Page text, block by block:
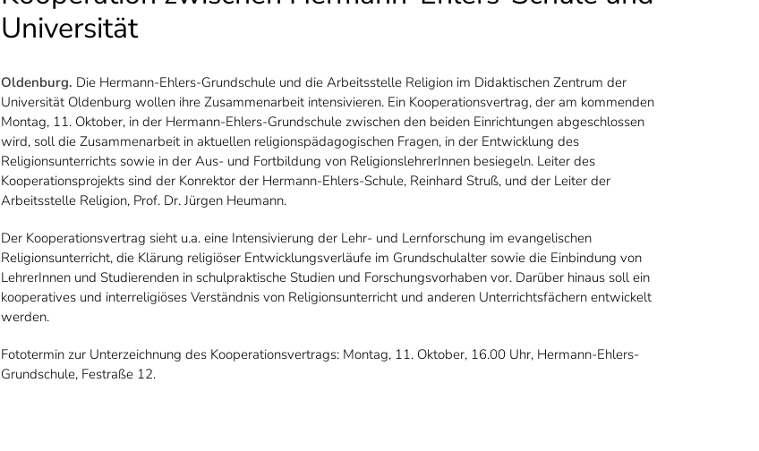
Universität
Oldenburg. Die Hermann-Ehlers-Grundschule und die Arbeitsstelle Religion im Didaktischen Zentrum der
Universität Oldenburg wollen ihre Zusammenarbeit intensivieren. Ein Kooperationsvertrag, der am kommenden
Montag, 11. Oktober, in der Hermann-Ehlers-Grundschule zwischen den beiden Einrichtungen abgeschlossen
wird, soll die Zusammenarbeit in aktuellen religionspädagogischen Fragen, in der Entwicklung des
Religionsunterrichts sowie in der Aus- und Fortbildung von ReligionslehrerInnen besiegeln. Leiter des
Kooperationsprojekts sind der Konrektor der Hermann-Ehlers-Schule, Reinhard Struß, und der Leiter der
Arbeitsstelle Religion, Prof. Dr. Jürgen Heumann.
Der Kooperationsvertrag sieht u.a. eine Intensivierung der Lehr- und Lernforschung im evangelischen
Religionsunterricht, die Klärung religiöser Entwicklungsverläufe im Grundschulalter sowie die Einbindung von
LehrerInnen und Studierenden in schulpraktische Studien und Forschungsvorhaben vor. Darüber hinaus soll ein
kooperatives und interreligiöses Verständnis von Religionsunterricht und anderen Unterrichtsfächern entwickelt
werden.
Fototermin zur Unterzeichnung des Kooperationsvertrags: Montag, 11. Oktober, 16.00 Uhr, Hermann-Ehlers-
Grundschule, Festraße 12.